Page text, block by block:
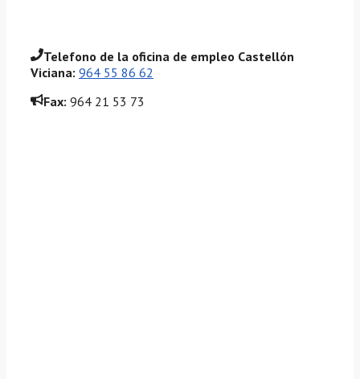
Telefono de la oficina de empleo Castellón
Viciana: 964 55 86 62
Fax: 964 21 53 73